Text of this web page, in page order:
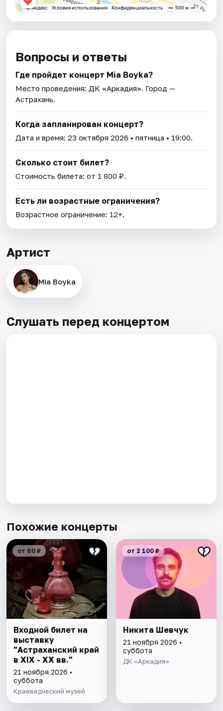
Вопросы и ответы
Где пройдет концерт Mia Boyka?
Место проведения: ДК «Аркадия». Город —
Астрахань.
Когда запланирован концерт?
Дата и время:23 октября 2026 • пятница • 19:00.
Сколько стоит билет?
Стоимость билета: от 1 800 ₽.
Есть ли возрастные ограничения?
Возрастное ограничение: 12+.
Артист
Mia Boyka
Слушать перед концертом
Похожие концерты
от 60 ₽
Входной билет на
выставку
"Астраханский край
в XIX - XX вв."
21 ноября 2026 •
суббота
Краеведческий музей
от 2 100 ₽
Никита Шевчук
21 ноября 2026 •
суббота
ДК «Аркадия»